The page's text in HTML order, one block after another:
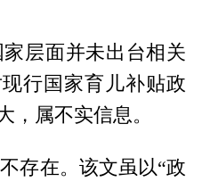
层面并未出台相关
行国家育儿补贴政
，属不实信息。
存在。该文虽以“政